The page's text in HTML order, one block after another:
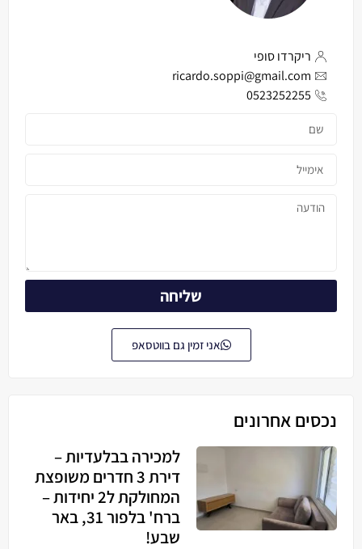
ריקרדו סופי
ricardo.soppi@gmail.com
0523252255
שליחה
אני זמין גם בווטסאפ
נכסים אחרונים
למכירה בבלעדיות –
דירת 3 חדרים משופצת
המחולקת ל2 יחידות –
ברח' בלפור 31, באר
שבע!